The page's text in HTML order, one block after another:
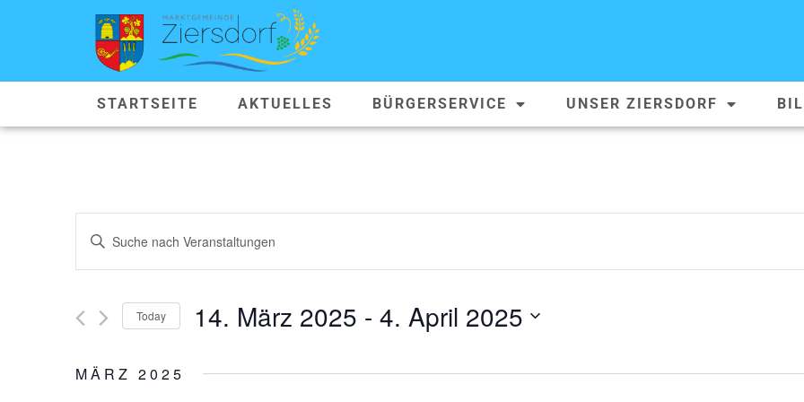
STARTSEITE AKTUELLES BÜRGERSERVICE UNSER ZIERSDORF
VERANSTALTUNGEN
SUCHE
UND
ANSICHTEN,
NAVIGATION
Geben
Sie
Schlüsselwort.
Veranstaltungen
Schlüsselwort.
Today 14. März 2025 - 4. April 2025
MÄRZ 2025